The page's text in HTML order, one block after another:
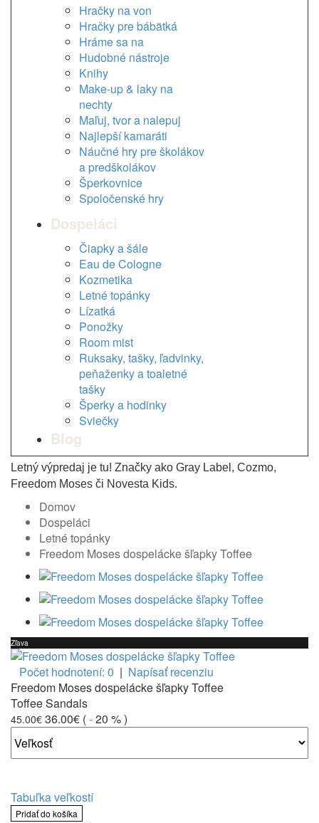
Hračky na von
Hračky pre bábätká
Hráme sa na
Hudobné nástroje
Knihy
Make-up & laky na
nechty
Maľuj, tvor a nalepuj
Najlepší kamaráti
Náučné hry pre školákov
a predškolákov
Šperkovnice
Spoločenské hry
Dospeláci
Čiapky a šále
Eau de Cologne
Kozmetika
Letné topánky
Lízatká
Ponožky
Room mist
Ruksaky, tašky, ľadvinky,
peňaženky a toaletné
tašky
Šperky a hodinky
Sviečky
Blog
Letný výpredaj je tu! Značky ako Gray Label, Cozmo,
Freedom Moses či Novesta Kids.
Domov
Dospeláci
Letné topánky
Freedom Moses dospelácke šľapky Toffee
Zľava
Počet hodnotení: 0 | Napísať recenziu
Freedom Moses dospelácke šľapky Toffee
Toffee Sandals
45.00€ 36.00€ (-20 %)
Tabuľka veľkostí
Pridať do košíka